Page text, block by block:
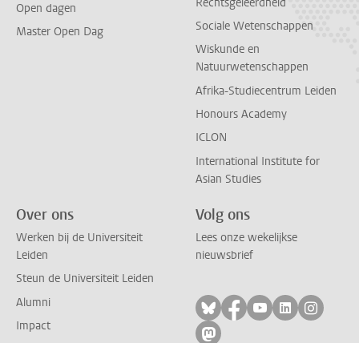
Open dagen
Master Open Dag
Sociale Wetenschappen
Wiskunde en
Natuurwetenschappen
Afrika-Studiecentrum Leiden
Honours Academy
ICLON
International Institute for
Asian Studies
Over ons
Werken bij de Universiteit
Leiden
Steun de Universiteit Leiden
Alumni
Impact
Volg ons
Lees onze wekelijkse
nieuwsbrief
Volg ons op bluesky
Volg ons op
Volg ons op
Volg ons
Volg
Volg ons op mastodon